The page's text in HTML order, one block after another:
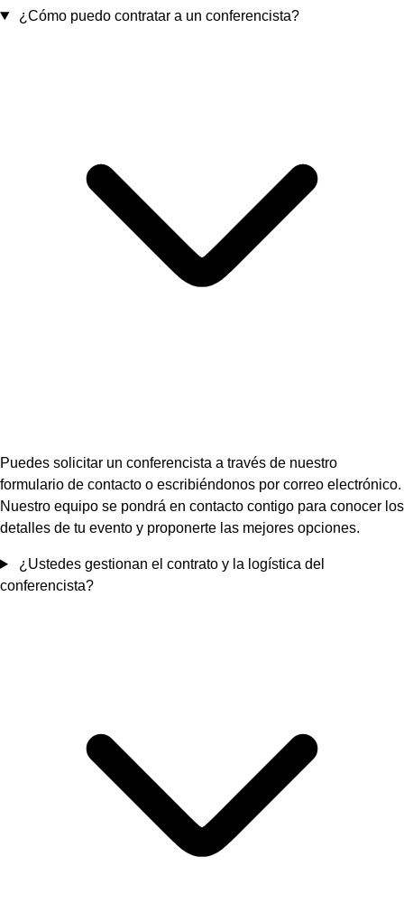
¿Cómo puedo contratar a un conferencista?
Puedes solicitar un conferencista a través de nuestro
formulario de contacto o escribiéndonos por correo electrónico.
Nuestro equipo se pondrá en contacto contigo para conocer los
detalles de tu evento y proponerte las mejores opciones.
¿Ustedes gestionan el contrato y la logística del
conferencista?